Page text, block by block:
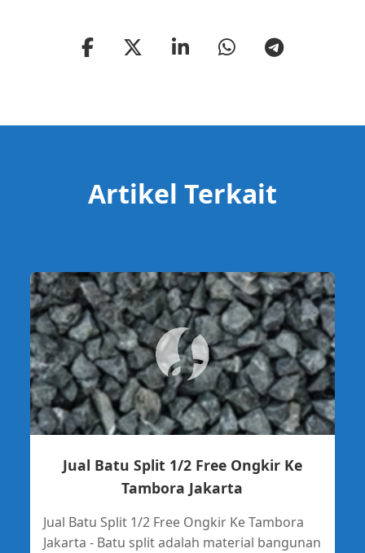
Artikel Terkait
Jual Batu Split 1/2 Free Ongkir Ke
Tambora Jakarta
Jual Batu Split 1/2 Free Ongkir Ke Tambora
Jakarta - Batu split adalah material bangunan